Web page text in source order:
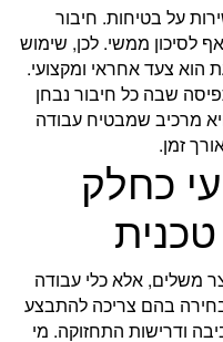
על בטיחות. חיבור
לסיכון ממשי. לכן, שימוש
הוא צעד אחראי ומקצועי.
שבה כל חיבור נבחן
מרכיב שמבטיח עבודה
זמן.
כחלק
משלים, אלא כלי עבודה
בהם צריכה להתבצע
ודרישות התחזוקה. מי